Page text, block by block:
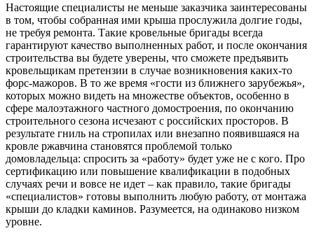
Настоящие специалисты не меньше заказчика заинтересованы
в том, чтобы собранная ими крыша прослужила долгие годы,
не требуя ремонта. Такие кровельные бригады всегда
гарантируют качество выполненных работ, и после окончания
строительства вы будете уверены, что сможете предъявить
кровельщикам претензии в случае возникновения каких-то
форс-мажоров. В то же время «гости из ближнего зарубежья»,
которых можно видеть на множестве объектов, особенно в
сфере малоэтажного частного домостроения, по окончанию
строительного сезона исчезают с российских просторов. В
результате гниль на стропилах или внезапно появившаяся на
кровле ржавчина становятся проблемой только
домовладельца: спросить за «работу» будет уже не с кого. Про
сертификацию или повышение квалификации в подобных
случаях речи и вовсе не идет – как правило, такие бригады
«специалистов» готовы выполнить любую работу, от монтажа
крыши до кладки каминов. Разумеется, на одинаково низком
уровне.